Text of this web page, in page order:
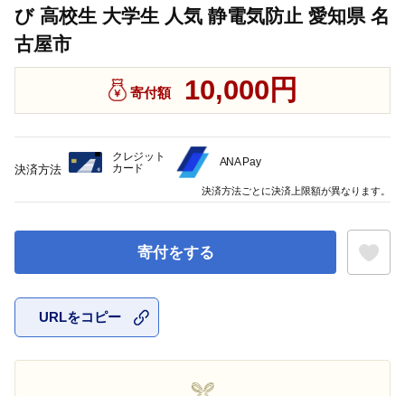
び 高校生 大学生 人気 静電気防止 愛知県 名
古屋市
寄付額 10,000円
寄付をする
URLをコピー
決済方法
クレジット
カード
ANA Pay
決済方法ごとに決済上限額が異なります。